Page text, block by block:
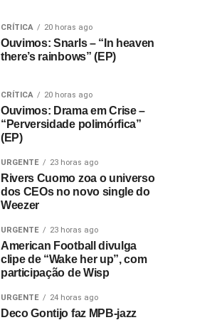
CRÍTICA 20 horas ago
Ouvimos: Snarls – “In heaven
there’s rainbows” (EP)
CRÍTICA 20 horas ago
Ouvimos: Drama em Crise –
“Perversidade polimórfica”
(EP)
URGENTE 23 horas ago
Rivers Cuomo zoa o universo
dos CEOs no novo single do
Weezer
URGENTE 23 horas ago
American Football divulga
clipe de “Wake her up”, com
participação de Wisp
URGENTE 24 horas ago
Deco Gontijo faz MPB-jazz